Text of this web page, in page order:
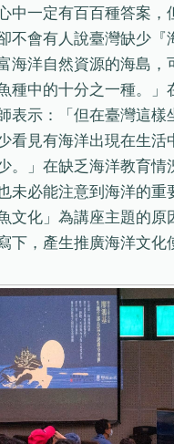
中一定有百百種答案，
不會有人說臺灣缺少『
海洋自然資源的海島，
種中的十分之一種。」
表示：「但在臺灣這樣
看見有海洋出現在生活
。」在缺乏海洋教育情
未必能注意到海洋的重
文化」為講座主題的原
下，產生推廣海洋文化